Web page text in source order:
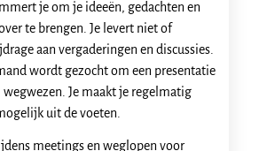
je om je ideeën, gedachten en
te brengen. Je levert niet of
aan vergaderingen en discussies.
wordt gezocht om een presentatie
Je maakt je regelmatig
uit de voeten.
meetings en weglopen voor